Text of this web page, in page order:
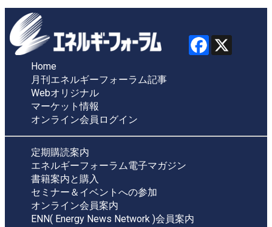
Home
月刊エネルギーフォーラム記事
Webオリジナル
マーケット情報
オンライン会員ログイン
定期購読案内
エネルギーフォーラム電子マガジン
書籍案内と購入
セミナー＆イベントへの参加
オンライン会員案内
ENN( Energy News Network )会員案内